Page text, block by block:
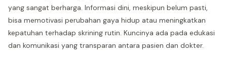
yang sangat berharga. Informasi dini, meskipun belum pasti,
bisa memotivasi perubahan gaya hidup atau meningkatkan
kepatuhan terhadap skrining rutin. Kuncinya ada pada edukasi
dan komunikasi yang transparan antara pasien dan dokter.